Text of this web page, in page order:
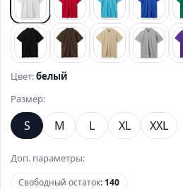
белый красныйбирюзовый
синий
черныйкоричневый
бежевыйсерый
Цвет:белый
Размер:
S M L XL XXL
Доп. параметры:
Свободный остаток: 140